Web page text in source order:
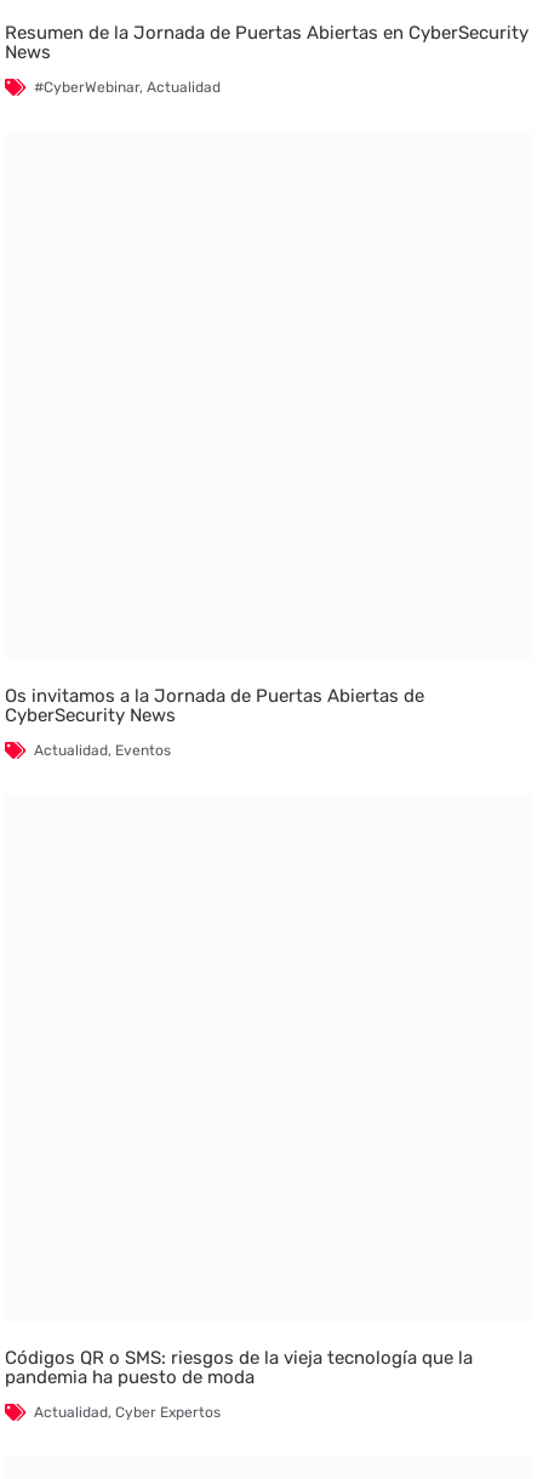
Resumen de la Jornada de Puertas Abiertas en CyberSecurity
News
#CyberWebinar,Actualidad
Os invitamos a la Jornada de Puertas Abiertas de
CyberSecurity News
Actualidad, Eventos
Códigos QR o SMS: riesgos de la vieja tecnología que la
pandemia ha puesto de moda
Actualidad,Cyber Expertos